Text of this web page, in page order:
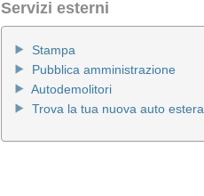
Servizi esterni
Stampa
Pubblica amministrazione
Autodemolitori
Trova la tua nuova auto estera